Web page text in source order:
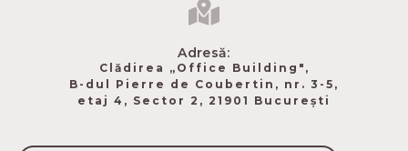
Adresă:
Clădirea „Office Building",
B-dul Pierre de Coubertin​, nr. 3-5,
etaj 4, Sector 2, 21901 București